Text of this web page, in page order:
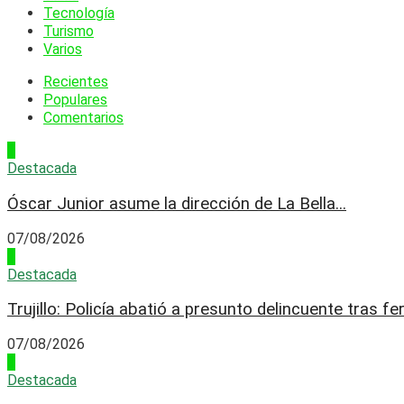
Tecnología
Turismo
Varios
Recientes
Populares
Comentarios
Destacada
Óscar Junior asume la dirección de La Bella...
07/08/2026
Destacada
Trujillo: Policía abatió a presunto delincuente tras
07/08/2026
Destacada